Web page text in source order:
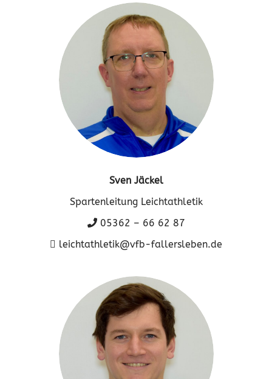
Sven Jäckel
Spartenleitung Leichtathletik
05362 – 66 62 87
leichtathletik@vfb-fallersleben.de